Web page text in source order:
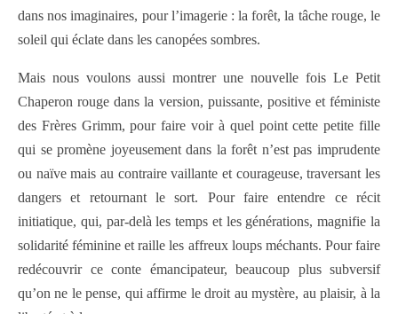
dans nos imaginaires, pour l’imagerie : la forêt, la tâche rouge, le
soleil qui éclate dans les canopées sombres.
Mais nous voulons aussi montrer une nouvelle fois Le Petit
Chaperon rouge dans la version, puissante, positive et féministe
des Frères Grimm, pour faire voir à quel point cette petite fille
qui se promène joyeusement dans la forêt n’est pas imprudente
ou naïve mais au contraire vaillante et courageuse, traversant les
dangers et retournant le sort. Pour faire entendre ce récit
initiatique, qui, par-delà les temps et les générations, magnifie la
solidarité féminine et raille les affreux loups méchants. Pour faire
redécouvrir ce conte émancipateur, beaucoup plus subversif
qu’on ne le pense, qui affirme le droit au mystère, au plaisir, à la